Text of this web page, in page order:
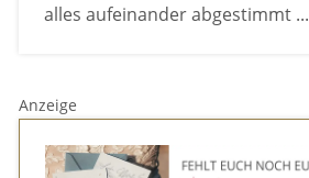
alles aufeinander abgestimmt ...
Anzeige